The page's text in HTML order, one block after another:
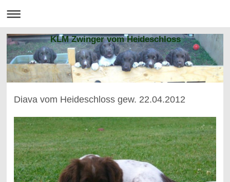
KLM Zwinger vom Heideschloss
Diava vom Heideschloss gew. 22.04.2012